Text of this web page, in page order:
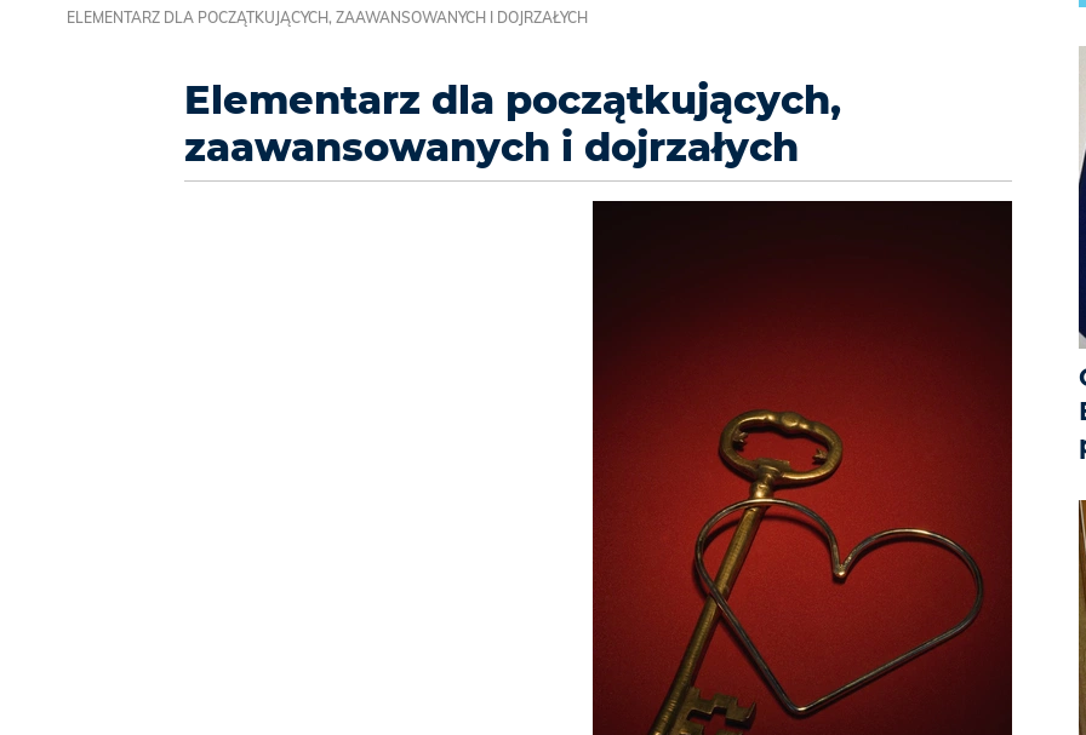
ELEMENTARZ DLA POCZĄTKUJĄCYCH, ZAAWANSOWANYCH I DOJRZAŁYCH
Elementarz dla początkujących,
zaawansowanych i dojrzałych